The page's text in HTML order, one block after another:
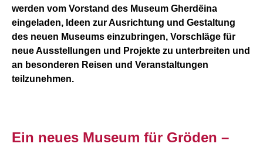
werden vom Vorstand des Museum Gherdëina
eingeladen, Ideen zur Ausrichtung und Gestaltung
des neuen Museums einzubringen, Vorschläge für
neue Ausstellungen und Projekte zu unterbreiten und
an besonderen Reisen und Veranstaltungen
teilzunehmen.
Ein neues Museum für Gröden –